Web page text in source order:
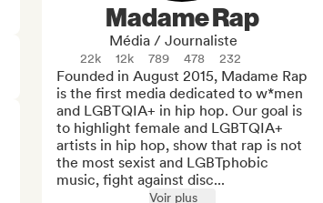
Madame Rap
Média / Journaliste
22k 12k 789 478 232
Founded in August 2015, Madame Rap
is the first media dedicated to w*men
and LGBTQIA+ in hip hop. Our goal is
to highlight female and LGBTQIA+
artists in hip hop, show that rap is not
the most sexist and LGBTphobic
music, fight against disc...
Voir plus